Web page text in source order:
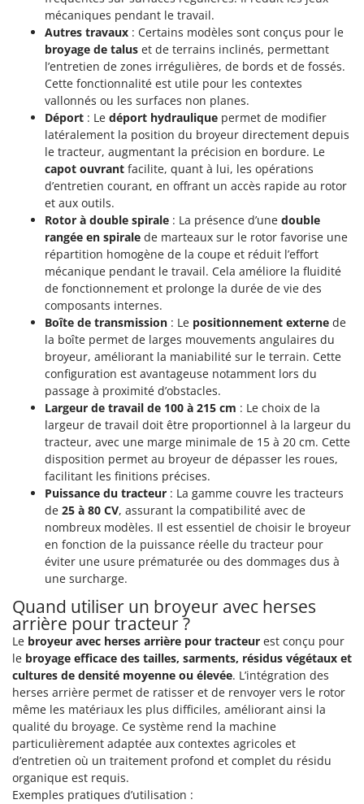
mécaniques pendant le travail.
Autres travaux : Certains modèles sont conçus pour le
broyage de talus et de terrains inclinés, permettant
l’entretien de zones irrégulières, de bords et de fossés.
Cette fonctionnalité est utile pour les contextes
vallonnés ou les surfaces non planes.
Déport : Le déport hydraulique permet de modifier
latéralement la position du broyeur directement depuis
le tracteur, augmentant la précision en bordure. Le
capot ouvrant facilite, quant à lui, les opérations
d’entretien courant, en offrant un accès rapide au rotor
et aux outils.
Rotor à double spirale : La présence d’une double
rangée en spirale de marteaux sur le rotor favorise une
répartition homogène de la coupe et réduit l’effort
mécanique pendant le travail. Cela améliore la fluidité
de fonctionnement et prolonge la durée de vie des
composants internes.
Boîte de transmission : Le positionnement externe de
la boîte permet de larges mouvements angulaires du
broyeur, améliorant la maniabilité sur le terrain. Cette
configuration est avantageuse notamment lors du
passage à proximité d’obstacles.
Largeur de travail de 100 à 215 cm : Le choix de la
largeur de travail doit être proportionnel à la largeur du
tracteur, avec une marge minimale de 15 à 20 cm. Cette
disposition permet au broyeur de dépasser les roues,
facilitant les finitions précises.
Puissance du tracteur : La gamme couvre les tracteurs
de 25 à 80 CV, assurant la compatibilité avec de
nombreux modèles. Il est essentiel de choisir le broyeur
en fonction de la puissance réelle du tracteur pour
éviter une usure prématurée ou des dommages dus à
une surcharge.
Quand utiliser un broyeur avec herses
arrière pour tracteur ?
Le broyeur avec herses arrière pour tracteur est conçu pour
le broyage efficace des tailles, sarments, résidus végétaux et
cultures de densité moyenne ou élevée. L’intégration des
herses arrière permet de ratisser et de renvoyer vers le rotor
même les matériaux les plus difficiles, améliorant ainsi la
qualité du broyage. Ce système rend la machine
particulièrement adaptée aux contextes agricoles et
d’entretien où un traitement profond et complet du résidu
organique est requis.
Exemples pratiques d’utilisation :